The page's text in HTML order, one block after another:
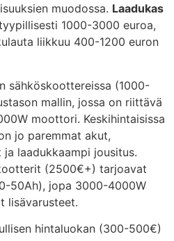
muodossa. Laadukas
1000-3000 euroa,
liikkuu 400-1200 euron
sähköskoottereissa (1000-
mallin, jossa on riittävä
moottori. Keskihintaisissa
jo paremmat akut,
laadukkaampi jousitus.
(2500€+) tarjoavat
50Ah), jopa 3000-4000W
lisävarusteet.
hintaluokan (300-500€)